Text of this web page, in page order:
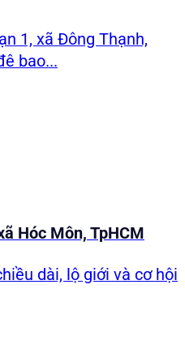
1, xã Đông Thạnh,
bao...
Hóc Môn, TpHCM
dài, lộ giới và cơ hội